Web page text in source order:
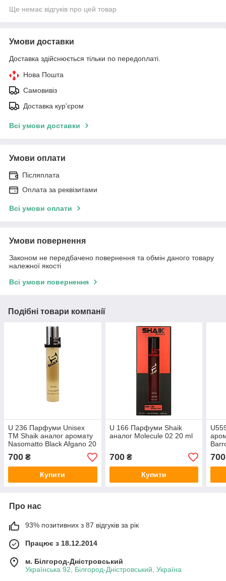
Ще немає відгуків про цей товар
Умови доставки
Доставка здійснюється тільки по передоплаті.
Нова Пошта
Самовивіз
Доставка кур'єром
Всі умови доставки
Умови оплати
Післяплата
Оплата за реквізитами
Всі умови оплати
Умови повернення
Законом не передбачено повернення та обмін даного товару
належної якості
Всі умови повернення
Подібні товари компанії
U 236 Парфуми Unisex
ТМ Shaik аналог аромату
Nasomatto Black Afgano 20
ml
700 ₴
Купити
U 166 Парфуми Shaik
аналог Molecule 02 20 ml
700₴
Купити
700
Про нас
93% позитивних з 87 відгуків за рік
Працює з 18.12.2014
м. Білгород-Дністровський
Українська 92, Білгород-Дністровський, Україна